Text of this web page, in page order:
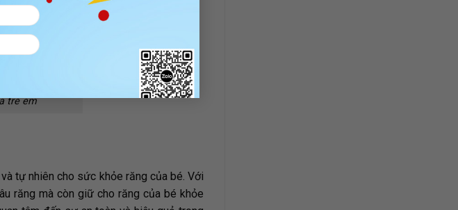
trẻ em
tự nhiên cho sức khỏe răng của bé. Với
răng mà còn giữ cho răng của bé khỏe